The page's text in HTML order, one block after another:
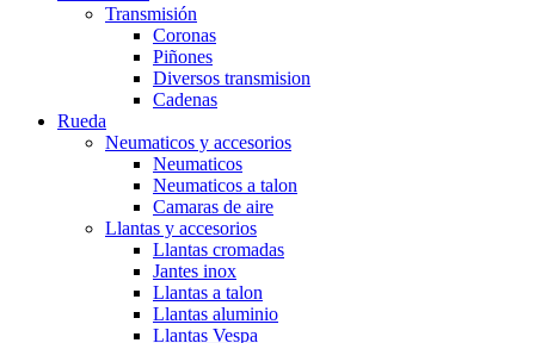
Transmisión
Coronas
Piñones
Diversos transmision
Cadenas
Rueda
Neumaticos y accesorios
Neumaticos
Neumaticos a talon
Camaras de aire
Llantas y accesorios
Llantas cromadas
Jantes inox
Llantas a talon
Llantas aluminio
Llantas Vespa